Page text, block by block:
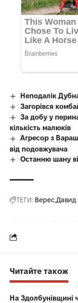
Неподалік
Загорівся
За добу у
кількість малюків
Агресор з
від подовжувача
Останню шану
ТЕГИ: Верес Давид
Читайте також
На Здолбунівщині